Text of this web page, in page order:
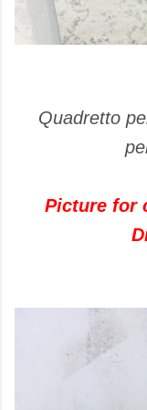
Quadretto
Picture for